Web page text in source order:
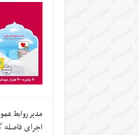
مدیر روابط
اجرای